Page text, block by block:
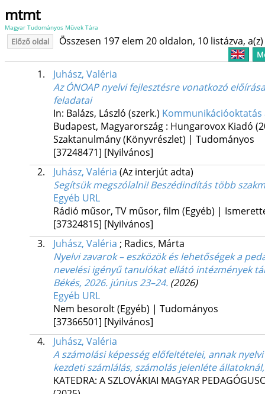
mtmt
Magyar Tudományos Művek Tára
Előző oldal Összesen 197 elem 20 oldalon, 10 listázva,
1.
Juhász, Valéria
Az ÓNOAP nyelvi fejlesztésre vonatkozó
feladatai
In: Balázs, László (szerk.)
Budapest, Magyarország : Hungarovox Kiadó
Szaktanulmány (Könyvrészlet) | Tudományos
[37248471] [Nyilvános]
2.
Juhász, Valéria (Az interjút adta)
Segítsük megszólalni! Beszédindítás több
Egyéb URL
Rádió műsor, TV műsor, film (Egyéb) |
[37324815] [Nyilvános]
3.
Juhász, Valéria ; Radics, Márta
Nyelvi zavarok – eszközök és lehetőségek a
nevelési igényű tanulókat ellátó intézmények
Békés, 2026. június 23–24. (2026)
Egyéb URL
Nem besorolt (Egyéb) | Tudományos
[37366501] [Nyilvános]
4.
Juhász, Valéria
A számolási képesség előfeltételei, annak
kezdeti számlálás, számolás jelenléte
KATEDRA: A SZLOVÁKIAI MAGYAR